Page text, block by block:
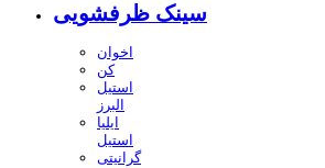
سینک ظرفشویی
اخوان
کن
استیل
البرز
ایلیا
استیل
گرانیتی